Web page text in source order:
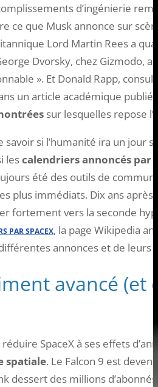
d’ingénierie
ce que Musk annonce sur
Lord Martin Rees a
Dvorsky, chez Gizmodo,
». Et Donald Rapp,
un article académique
sur lesquelles repose
savoir si l’humanité ira un jour
lescalendriers annoncés par
été des outils de
plus immédiats. Dix ans après
fortement vers la seconde
PAR SPACEX, la page Wikipedia
annonces et de leurs
avancé (et
SpaceX à ses effets
spatiale. Le Falcon 9 est
dessert des millions